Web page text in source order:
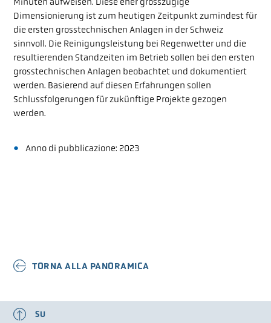
Dimensionierung ist zum heutigen Zeitpunkt zumindest für
die ersten grosstechnischen Anlagen in der Schweiz
sinnvoll. Die Reinigungsleistung bei Regenwetter und die
resultierenden Standzeiten im Betrieb sollen bei den ersten
grosstechnischen Anlagen beobachtet und dokumentiert
werden. Basierend auf diesen Erfahrungen sollen
Schlussfolgerungen für zukünftige Projekte gezogen
werden.
Anno di pubblicazione: 2023
TORNA ALLA PANORAMICA
SU